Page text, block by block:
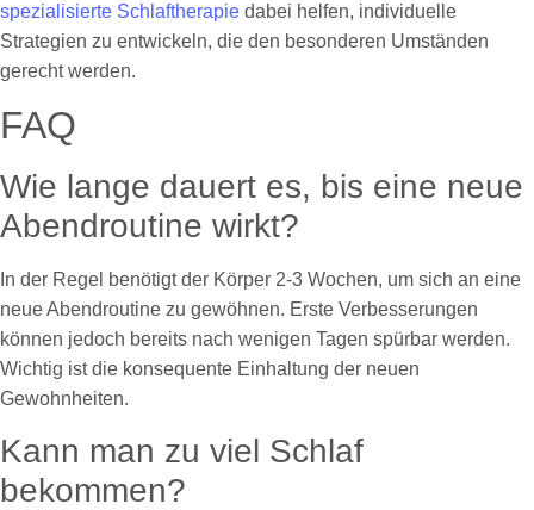
spezialisierte Schlaftherapie dabei helfen, individuelle
Strategien zu entwickeln, die den besonderen Umständen
gerecht werden.
FAQ
Wie lange dauert es, bis eine neue
Abendroutine wirkt?
In der Regel benötigt der Körper 2-3 Wochen, um sich an eine
neue Abendroutine zu gewöhnen. Erste Verbesserungen
können jedoch bereits nach wenigen Tagen spürbar werden.
Wichtig ist die konsequente Einhaltung der neuen
Gewohnheiten.
Kann man zu viel Schlaf
bekommen?